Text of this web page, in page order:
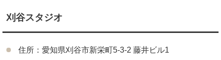
刈谷スタジオ
住所：愛知県刈谷市新栄町5-3-2 藤井ビル1